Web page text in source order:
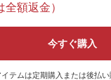
額返金）
今すぐ購入
イテムは定期購入または後払